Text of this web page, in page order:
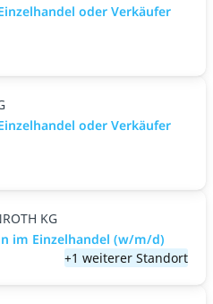
oder Verkäufer
oder Verkäufer
KG
im Einzelhandel (w/m/d)
+1 weiterer Standort